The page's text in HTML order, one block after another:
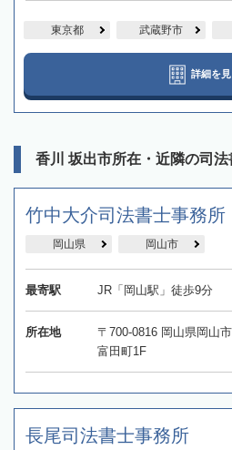
東京都 武蔵野市
詳細を見
香川 坂出市所在・近隣の司
竹中大介司法書士事務所
岡山県 岡山市
最寄駅 JR「岡山駅」徒歩9分
所在地
〒700-0816 岡山県岡山
富田町1F
長尾司法書士事務所